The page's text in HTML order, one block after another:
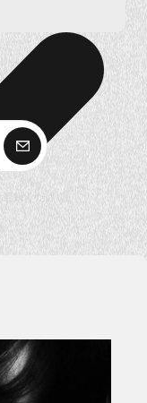
購 読
録ください。